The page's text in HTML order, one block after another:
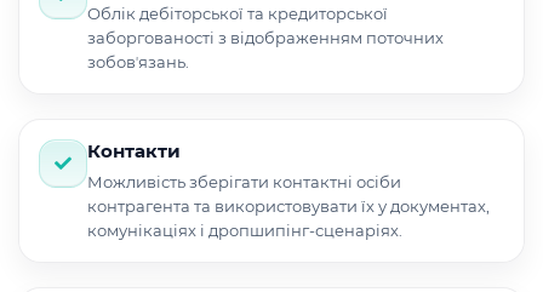
Облік дебіторської та кредиторської
заборгованості з відображенням поточних
зобовʼязань.
Контакти
Можливість зберігати контактні осіби
контрагента та використовувати їх у документах,
комунікаціях і дропшипінг-сценаріях.